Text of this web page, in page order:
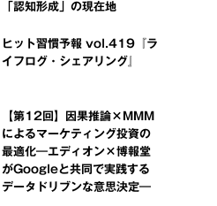
「認知形成」の現在地
ヒット習慣予報 vol.419『ラ
イフログ・シェアリング』
【第12回】因果推論×MMM
によるマーケティング投資の
最適化―エディオン×博報堂
がGoogleと共同で実践する
データドリブンな意思決定―